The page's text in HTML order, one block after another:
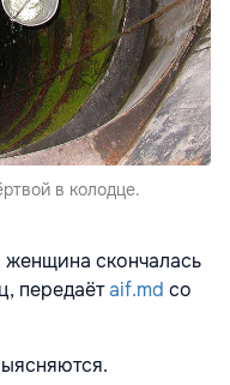
в колодце.
скончалась
передаётaif.md со